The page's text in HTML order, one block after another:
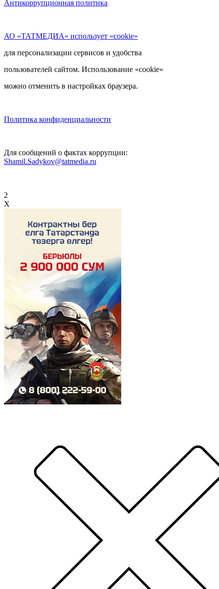
Антикоррупционная политика
АО «ТАТМЕДИА» использует «cookie»
для персонализации сервисов и удобства
пользователей сайтом. Использование «cookie»
можно отменить в настройках браузера.
Политика конфиденциальности
Для сообщений о фактах коррупции:
Shamil.Sadykov@tatmedia.ru
2
X